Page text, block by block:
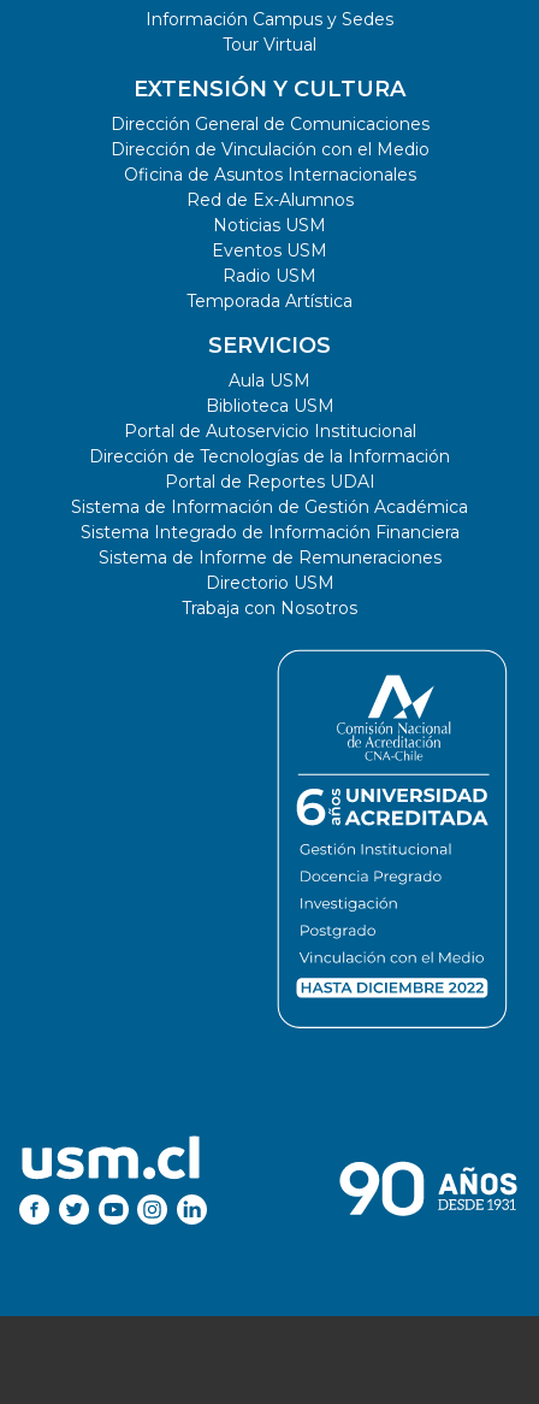
Información Campus y Sedes
Tour Virtual
EXTENSIÓN Y CULTURA
Dirección General de Comunicaciones
Dirección de Vinculación con el Medio
Oficina de Asuntos Internacionales
Red de Ex-Alumnos
Noticias USM
Eventos USM
Radio USM
Temporada Artística
SERVICIOS
Aula USM
Biblioteca USM
Portal de Autoservicio Institucional
Dirección de Tecnologías de la Información
Portal de Reportes UDAI
Sistema de Información de Gestión Académica
Sistema Integrado de Información Financiera
Sistema de Informe de Remuneraciones
Directorio USM
Trabaja con Nosotros